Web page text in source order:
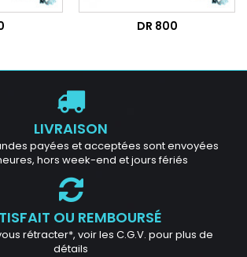
DR 800
LIVRAISON
payées et acceptées sont envoyées
hors week-end et jours fériés
OU REMBOURSÉ
rétracter*, voir les C.G.V. pour plus de
détails